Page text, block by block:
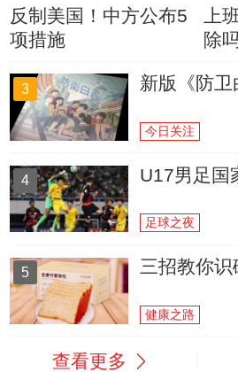
反制美国！中方公布5
项措施
上
除
3 新版《防
今日关注
4 U17男足国
足球之夜
5 三招教你
健康之路
查看更多